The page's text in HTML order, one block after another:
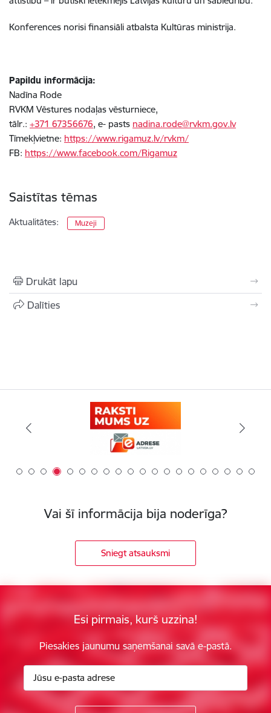
Konferences norisi finansiāli atbalsta Kultūras ministrija.
Papildu informācija:
Nadīna Rode
RVKM Vēstures nodaļas vēsturniece,
tālr.: +371 67356676, e- pasts nadina.rode@rvkm.gov.lv
Tīmekļvietne: https://www.rigamuz.lv/rvkm/
FB: https://www.facebook.com/Rigamuz
Saistītas tēmas
Aktualitātes: Muzeji
Drukāt lapu
Dalīties
Vai šī informācija bija noderīga?
Sniegt atsauksmi
Esi pirmais, kurš uzzina!
Piesakies jaunumu saņemšanai savā e-pastā.